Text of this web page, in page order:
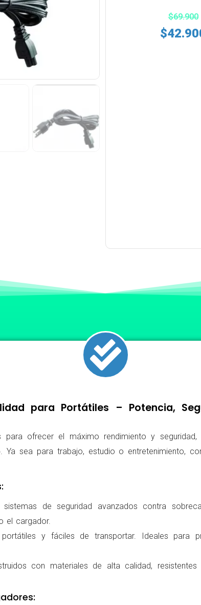
$69.900
$
para Portátiles – Potencia,
para ofrecer el máximo rendimiento y
Ya sea para trabajo, estudio o entretenimiento,
sistemas de seguridad avanzados contra
el cargador.
y fáciles de transportar. Ideales para
con materiales de alta calidad,